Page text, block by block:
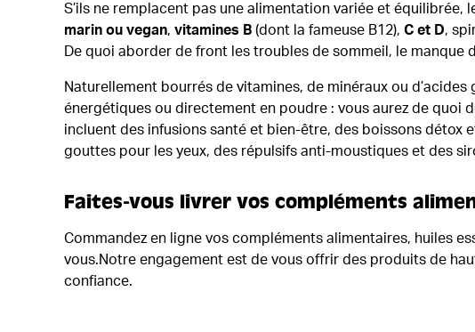
S’ils ne remplacent pas une alimentation variée et
marin ou vegan, vitamines B (dont la fameuse B12), C et D,
De quoi aborder de front les troubles de sommeil, le manque
Naturellement bourrés de vitamines, de minéraux ou d’acides
énergétiques ou directement en poudre : vous aurez de quoi
incluent des infusions santé et bien-être, des boissons détox
gouttes pour les yeux, des répulsifs anti-moustiques et des
Faites-vous livrer vos compléments
Commandez en ligne vos compléments alimentaires, huiles
vous.Notre engagement est de vous offrir des produits de
confiance.